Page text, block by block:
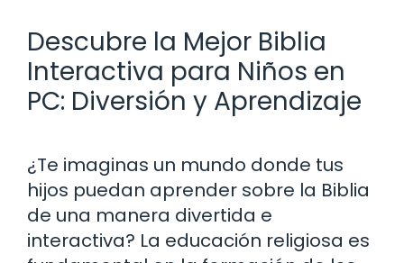
Descubre la Mejor Biblia
Interactiva para Niños en
PC: Diversión y Aprendizaje
¿Te imaginas un mundo donde tus
hijos puedan aprender sobre la Biblia
de una manera divertida e
interactiva? La educación religiosa es